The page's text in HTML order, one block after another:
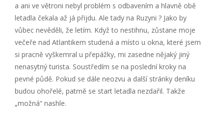
a ani ve větroni nebyl problém s odbavením a hlavně obě
letadla čekala až já přijdu. Ale tady na Ruzyni ? Jako by
vůbec nevěděli, že letím. Když to nestihnu, zůstane moje
večeře nad Atlantikem studená a místo u okna, které jsem
si pracně vyškemral u přepážky, mi zasedne nějaký jiný
nenasytný turista. Soustředím se na poslední kroky na
pevné půdě. Pokud se dále neozvu a další stránky deníku
budou ohořelé, patrně se start letadla nezdařil. Takže
„možná“ nashle.